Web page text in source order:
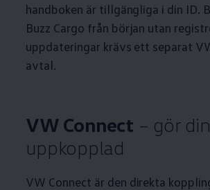
handboken är tillgängliga i din ID.
Buzz Cargo från början utan
uppdateringar krävs ett separat
avtal.
VW Connect – gör
uppkopplad
VW Connect är den direkta